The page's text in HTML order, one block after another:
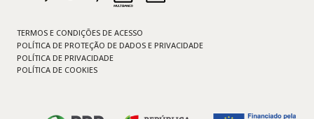
TERMOS E CONDIÇÕES DE ACESSO
POLÍTICA DE PROTEÇÃO DE DADOS E PRIVACIDADE
POLÍTICA DE PRIVACIDADE
POLÍTICA DE COOKIES